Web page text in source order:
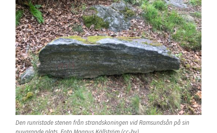
Den runristade stenen från strandskoningen vid Ramsundsån på sin